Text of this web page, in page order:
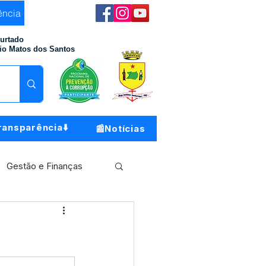
Matos dos Santos
📰Notícias
Gestão e Finanças
Meio Ambiente
do Município